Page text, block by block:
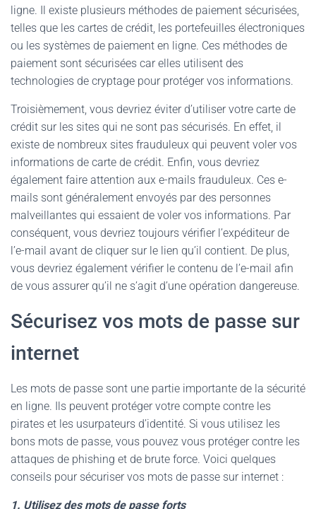
ligne. Il existe plusieurs méthodes de paiement sécurisées,
telles que les cartes de crédit, les portefeuilles électroniques
ou les systèmes de paiement en ligne. Ces méthodes de
paiement sont sécurisées car elles utilisent des
technologies de cryptage pour protéger vos informations.
Troisièmement, vous devriez éviter d’utiliser votre carte de
crédit sur les sites qui ne sont pas sécurisés. En effet, il
existe de nombreux sites frauduleux qui peuvent voler vos
informations de carte de crédit. Enfin, vous devriez
également faire attention aux e-mails frauduleux. Ces e-
mails sont généralement envoyés par des personnes
malveillantes qui essaient de voler vos informations. Par
conséquent, vous devriez toujours vérifier l’expéditeur de
l’e-mail avant de cliquer sur le lien qu’il contient. De plus,
vous devriez également vérifier le contenu de l’e-mail afin
de vous assurer qu’il ne s’agit d’une opération dangereuse.
Sécurisez vos mots de passe sur
internet
Les mots de passe sont une partie importante de la sécurité
en ligne. Ils peuvent protéger votre compte contre les
pirates et les usurpateurs d’identité. Si vous utilisez les
bons mots de passe, vous pouvez vous protéger contre les
attaques de phishing et de brute force. Voici quelques
conseils pour sécuriser vos mots de passe sur internet :
1. Utilisez des mots de passe forts